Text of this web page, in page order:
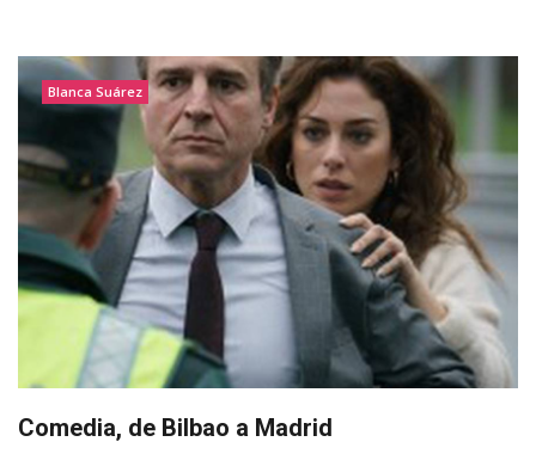
Blanca Suárez
Comedia, de Bilbao a Madrid